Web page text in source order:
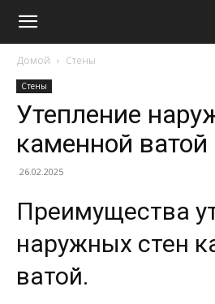
Домой Стены
Стены
Утепление
каменной ватой
26.02.2025
Преимущества
наружных стен
ватой.